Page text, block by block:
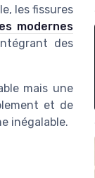
les fissures
modernes
des
mais une
et de
inégalable.